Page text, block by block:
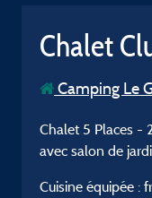
Chalet
Camping Le
Chalet 5 Places -
avec salon de
Cuisine équipée :